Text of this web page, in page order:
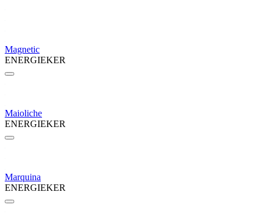
Magnetic
ENERGIEKER
Maioliche
ENERGIEKER
Marquina
ENERGIEKER